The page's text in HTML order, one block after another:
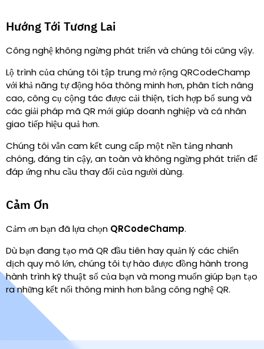
Hướng Tới Tương Lai
Công nghệ không ngừng phát triển và chúng tôi cũng vậy.
Lộ trình của chúng tôi tập trung mở rộng QRCodeChamp
với khả năng tự động hóa thông minh hơn, phân tích nâng
cao, công cụ cộng tác được cải thiện, tích hợp bổ sung và
các giải pháp mã QR mới giúp doanh nghiệp và cá nhân
giao tiếp hiệu quả hơn.
Chúng tôi vẫn cam kết cung cấp một nền tảng nhanh
chóng, đáng tin cậy, an toàn và không ngừng phát triển để
đáp ứng nhu cầu thay đổi của người dùng.
Cảm Ơn
Cảm ơn bạn đã lựa chọn QRCodeChamp.
Dù bạn đang tạo mã QR đầu tiên hay quản lý các chiến
dịch quy mô lớn, chúng tôi tự hào được đồng hành trong
hành trình kỹ thuật số của bạn và mong muốn giúp bạn tạo
ra những kết nối thông minh hơn bằng công nghệ QR.